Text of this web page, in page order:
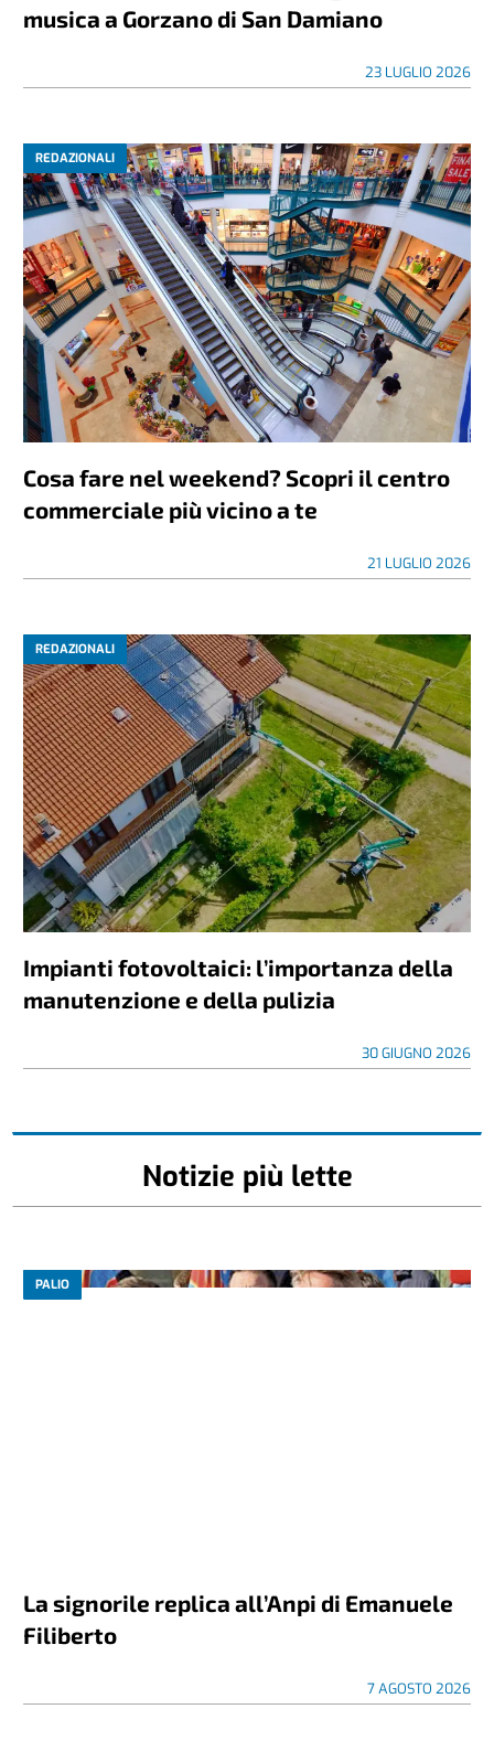
musica a Gorzano di San Damiano
23 LUGLIO 2026
REDAZIONALI
Cosa fare nel weekend? Scopri il centro
commerciale più vicino a te
21 LUGLIO 2026
REDAZIONALI
Impianti fotovoltaici: l’importanza della
manutenzione e della pulizia
30 GIUGNO 2026
Notizie più lette
PALIO
La signorile replica all’Anpi di Emanuele
Filiberto
7 AGOSTO 2026